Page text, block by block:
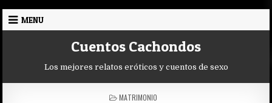
Skip
MENU
Cuentos Cachondos
Los mejores relatos eróticos y cuentos de sexo
POSTED
MATRIMONIO